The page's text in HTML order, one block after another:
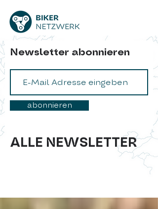
Newsletter abonnieren
abonnieren
ALLE NEWSLETTER